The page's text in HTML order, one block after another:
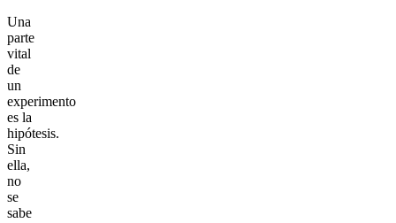
Una
parte
vital
de
un
experimento
es la
hipótesis.
Sin
ella,
no
se
sabe